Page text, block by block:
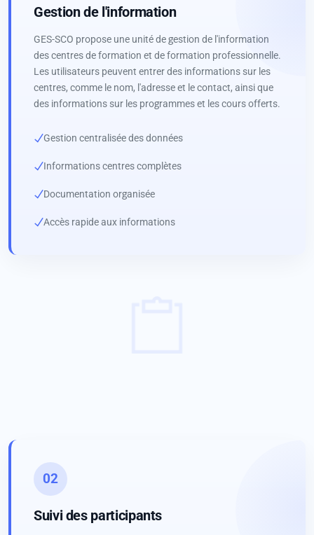
Gestion de l'information
GES-SCO propose une unité de gestion de l'information
des centres de formation et de formation professionnelle.
Les utilisateurs peuvent entrer des informations sur les
centres, comme le nom, l'adresse et le contact, ainsi que
des informations sur les programmes et les cours offerts.
Gestion centralisée des données
Informations centres complètes
Documentation organisée
Accès rapide aux informations
02
Suivi des participants